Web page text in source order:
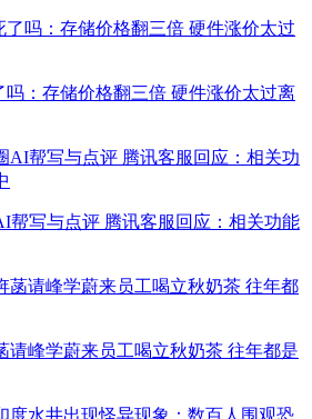
：存储价格翻三倍 硬件涨价太过离
帮写与点评 腾讯客服回应：相关功能
请峰学蔚来员工喝立秋奶茶 往年都是